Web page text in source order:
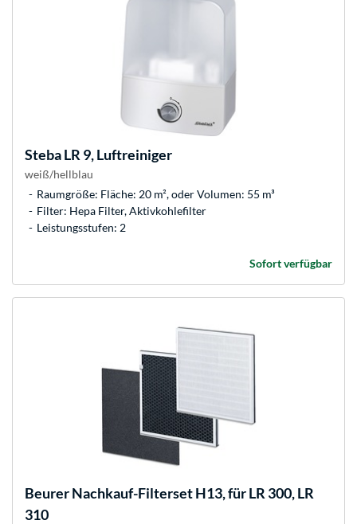
StebaLR 9, Luftreiniger
weiß/hellblau
Raumgröße: Fläche: 20 m², oder Volumen: 55 m³
Filter: Hepa Filter, Aktivkohlefilter
Leistungsstufen: 2
Sofort verfügbar
BeurerNachkauf-Filterset H13, für LR 300, LR
310